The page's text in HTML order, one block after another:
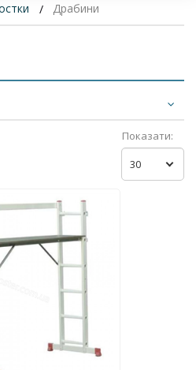
Драбини
Показати:
30